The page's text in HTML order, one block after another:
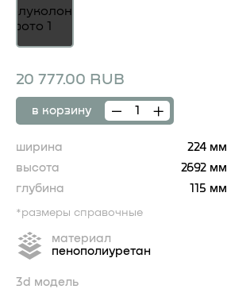
20 777.00 RUB
в корзину
ширина
224 мм
высота
2692 мм
глубина
115 мм
*размеры справочные
материал
пенополиуретан
3d модель